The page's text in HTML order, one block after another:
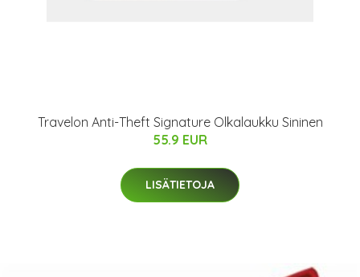
Travelon Anti-Theft Signature Olkalaukku Sininen
55.9 EUR
LISÄTIETOJA